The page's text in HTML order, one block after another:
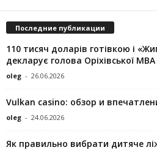
Последние публикации
110 тисяч доларів готівкою і
декларує голова Оріхівської
oleg - 26.06.2026
Vulkan casino: обзор и
oleg - 24.06.2026
Як правильно вибрати дитяче